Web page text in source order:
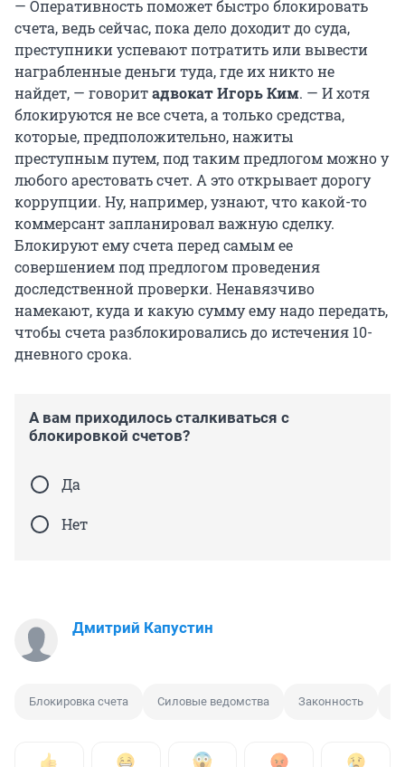
— Оперативность поможет быстро блокировать
счета, ведь сейчас, пока дело доходит до суда,
преступники успевают потратить или вывести
награбленные деньги туда, где их никто не
найдет, — говоритадвокат Игорь Ким. — И хотя
блокируются не все счета, а только средства,
которые, предположительно, нажиты
преступным путем, под таким предлогом можно у
любого арестовать счет. А это открывает дорогу
коррупции. Ну, например, узнают, что какой-то
коммерсант запланировал важную сделку.
Блокируют ему счета перед самым ее
совершением под предлогом проведения
доследственной проверки. Ненавязчиво
намекают, куда и какую сумму ему надо передать,
чтобы счета разблокировались до истечения 10-
дневного срока.
А вам приходилось сталкиваться с
блокировкой счетов?
Да
Нет
Дмитрий Капустин
Блокировка счета Силовые ведомства Законность